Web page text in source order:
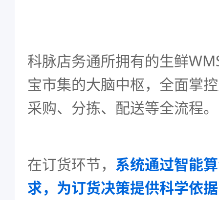
科脉店务通所拥有的生鲜
宝市集的大脑中枢，全面掌
采购、分拣、配送等全流程。
在订货环节， 系统通过智能
求，为订货决策提供科学依